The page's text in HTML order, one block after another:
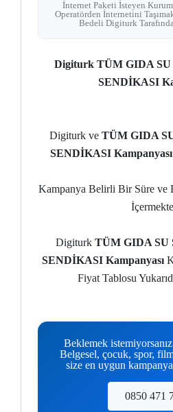
İnternet Paketi İsteyen
Operatörden İnternetini
Bedeli Digiturk
Digiturk TÜM GIDA
SENDİKASI
Digiturk ve TÜM GIDA
SENDİKASI Kampanyası
Kampanya Belirli Bir Süre ve
Digiturk TÜM GIDA
SENDİKASI Kampanyası
Fiyat Tablosu
Beklemek
Belgesel, çocuk, spor,
size en uygun
0850 471